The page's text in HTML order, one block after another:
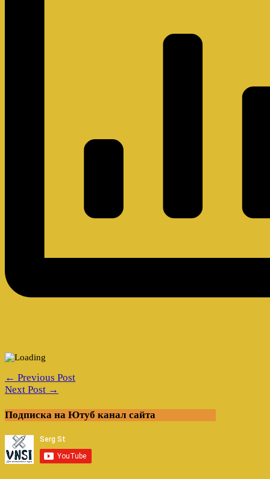
← Previous Post
Next Post →
Подписка на Ютуб канал сайта